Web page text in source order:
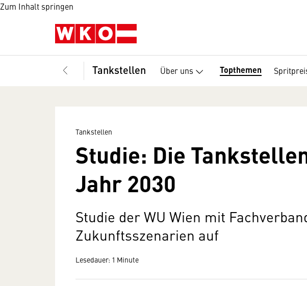
Zum Inhalt springen
Tankstellen Über uns Topthemen
Tankstellen
Studie: Die
Jahr 2030
Studie der WU Wien mit
Zukunftsszenarien auf
Lesedauer: 1 Minute